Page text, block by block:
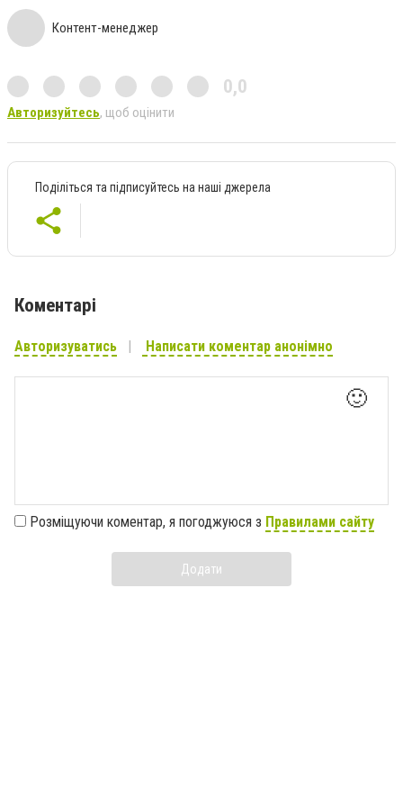
Контент-менеджер
0,0
Авторизуйтесь, щоб оцінити
Поділіться та підписуйтесь на наші джерела
Коментарі
Авторизуватись Написати коментар анонімно
🙂
Розміщуючи коментар, я погоджуюся з Правилами сайту
Додати